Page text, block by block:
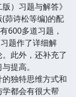
）习题与解答》
茆诗松等编)的配
600多道习题，
题作了详细解
此外，还补充了
提高。
独特思维方式和
都会有很大帮